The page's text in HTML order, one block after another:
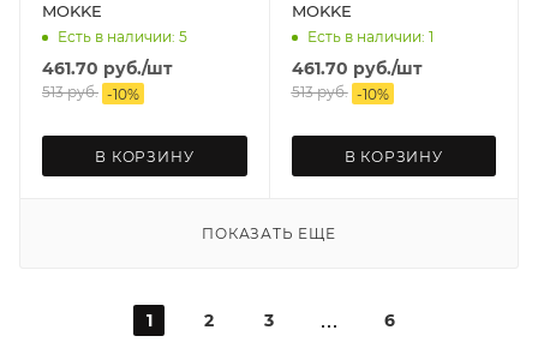
MOKKE
Есть в наличии: 5
461.70 руб./шт
513руб. -10%
В КОРЗИНУ
MOKKE
Есть в наличии: 1
461.70 руб./шт
513руб. -10%
В КОРЗИНУ
ПОКАЗАТЬ ЕЩЕ
1 2 3 6